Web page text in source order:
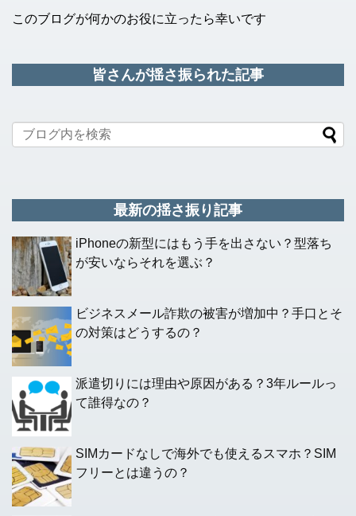
このブログが何かのお役に立ったら幸いです
皆さんが揺さ振られた記事
最新の揺さ振り記事
iPhoneの新型にはもう手を出さない？型落ち
が安いならそれを選ぶ？
ビジネスメール詐欺の被害が増加中？手口とそ
の対策はどうするの？
派遣切りには理由や原因がある？3年ルールっ
て誰得なの？
SIMカードなしで海外でも使えるスマホ？SIM
フリーとは違うの？